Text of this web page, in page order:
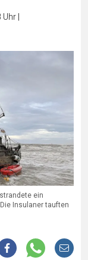
Uhr|
ein
Insulaner tauften